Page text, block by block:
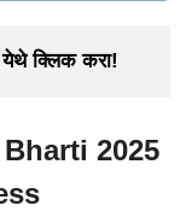
क्लिक करा!
2025